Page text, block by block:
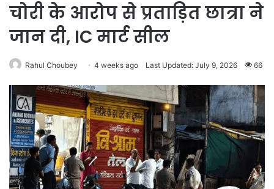
चोरी के आरोप से प्रताड़ित छात्रा ने
जान दी, IC मार्ट सील
Rahul Choubey 4 weeks ago Last Updated: July 9, 2026 66